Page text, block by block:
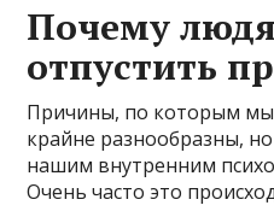
Почему
отпустить
Причины, по которым мы
крайне разнообразны,
нашим внутренним
Очень часто это